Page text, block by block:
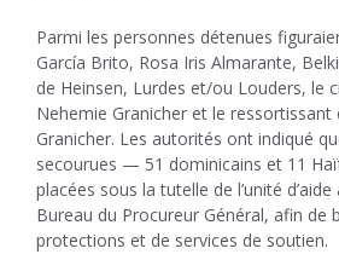
Parmi les personnes détenues
García Brito, Rosa Iris Almarante,
de Heinsen, Lurdes et/ou Louders, le
Nehemie Granicher et le ressortissant
Granicher. Les autorités ont indiqué
secourues — 51 dominicains et 11
placées sous la tutelle de l’unité
Bureau du Procureur Général, afin de
protections et de services de soutien.